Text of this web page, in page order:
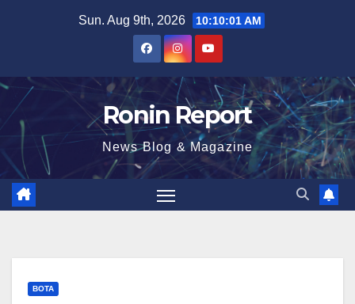
Sun. Aug 9th, 2026 10:10:03 AM
Ronin Report
News Blog & Magazine
BOTA